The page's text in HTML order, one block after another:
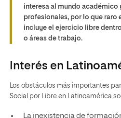
interesa al mundo académico
profesionales, por lo que raro
incluye el ejercicio libre
o áreas de trabajo.
Interés en
Los obstáculos más importantes
Social por Libre en Latinoamérica
La inexistencia de